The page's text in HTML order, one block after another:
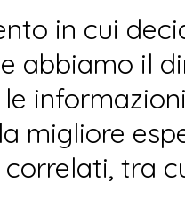
in cui
abbiamo il
migliore
tra